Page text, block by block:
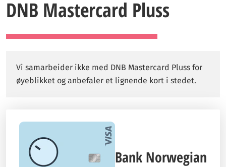
DNB Mastercard Pluss
Vi samarbeider ikke med DNB Mastercard Pluss for
øyeblikket og anbefaler et lignende kort i stedet.
Bank Norwegian